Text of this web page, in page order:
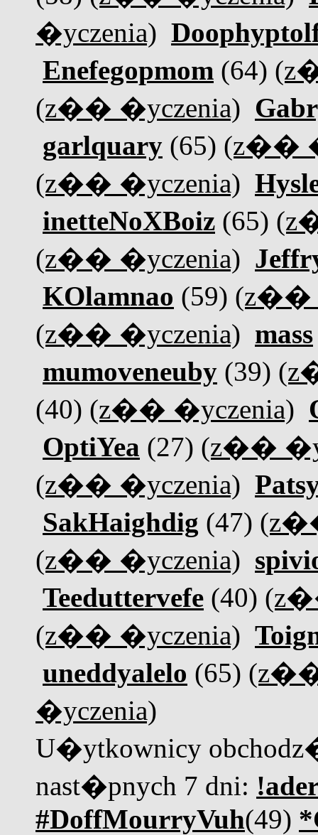
�yczenia)
Enefegopmom (64)
(z�� �yczenia)
garlquary (65) (z��
(z�� �yczenia)
inetteNoXBoiz (65)
(z�� �yczenia)
KOlamnao (59) (z��
(z�� �yczenia) mass
mumoveneuby (39)
(40) (z�� �yczenia)
OptiYea (27) (z��
(z�� �yczenia)
SakHaighdig (47)
(z�� �yczenia)
Teeduttervefe (40)
(z�� �yczenia)
uneddyalelo (65) (z��
�yczenia)
U�ytkownicy
nast�pnych 7 dni:
#DoffMourryVuh(49)